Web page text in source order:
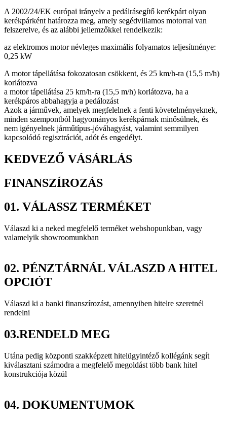
A 2002/24/EK európai irányelv a pedálrásegítő kerékpárt olyan
kerékpárként határozza meg, amely segédvillamos motorral van
felszerelve, és az alábbi jellemzőkkel rendelkezik:
az elektromos motor névleges maximális folyamatos teljesítménye:
0,25 kW
A motor tápellátása fokozatosan csökkent, és 25 km/h-ra (15,5 m/h)
korlátozva
a motor tápellátása 25 km/h-ra (15,5 m/h) korlátozva, ha a
kerékpáros abbahagyja a pedálozást
Azok a járművek, amelyek megfelelnek a fenti követelményeknek,
minden szempontból hagyományos kerékpárnak minősülnek, és
nem igényelnek járműtípus-jóváhagyást, valamint semmilyen
kapcsolódó regisztrációt, adót és engedélyt.
KEDVEZŐ VÁSÁRLÁS
FINANSZÍROZÁS
01. VÁLASSZ TERMÉKET
Válaszd ki a neked megfelelő terméket webshopunkban, vagy
valamelyik showroomunkban
02. PÉNZTÁRNÁL VÁLASZD A HITEL
OPCIÓT
Válaszd ki a banki finanszírozást, amennyiben hitelre szeretnél
rendelni
03.RENDELD MEG
Utána pedig központi szakképzett hitelügyintéző kollégánk segít
kiválasztani számodra a megfelelő megoldást több bank hitel
konstrukciója közül
04. DOKUMENTUMOK